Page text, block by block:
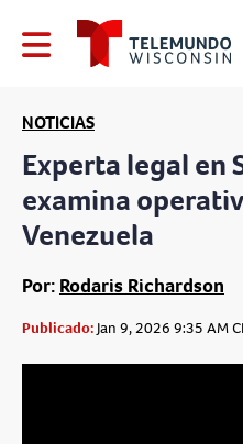
NOTICIAS
Experta legal en
examina
Venezuela
Por: Rodaris Richardson
Publicado:Jan 9, 2026 9:35 AM